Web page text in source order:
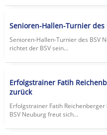
Senioren-Hallen-Turnier des
Senioren-Hallen-Turnier des BSV
richtet der BSV sein...
Erfolgstrainer Fatih
zurück
Erfolgstrainer Fatih
BSV Neuburg freut sich...